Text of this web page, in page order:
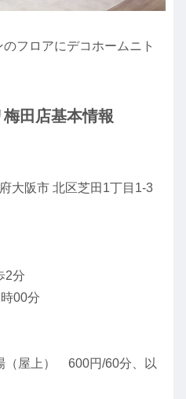
フロアにデコホームニト
田店基本情報
大阪市 北区芝田1丁目1-3
2分
00分
屋上） 600円/60分、以